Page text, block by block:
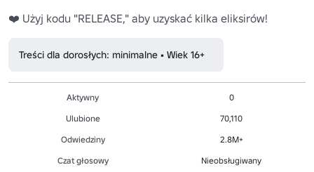
❤️ Użyj kodu "RELEASE," aby uzyskać kilka eliksirów!
Treści dla dorosłych: minimalne • Wiek 16+
Aktywny
0
Ulubione
70,110
Odwiedziny
2.8M+
Czat głosowy
Nieobsługiwany